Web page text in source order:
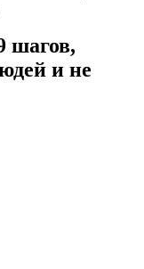
шагов,
и не